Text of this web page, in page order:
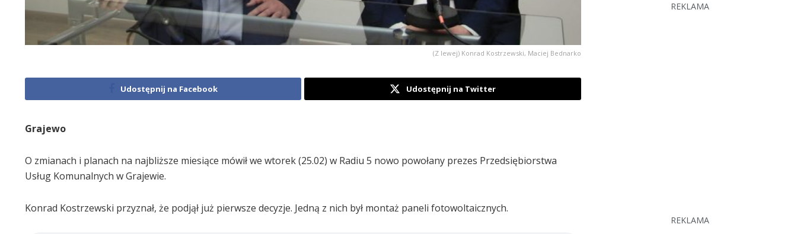
(Z lewej) Konrad Kostrzewski, Maciej Bednarko
Udostępnij na Facebook Udostępnij na Twitter
Grajewo
O zmianach i planach na najbliższe miesiące mówił we wtorek (25.02) w Radiu 5 nowo powołany prezes Przedsiębiorstwa
Usług Komunalnych w Grajewie.
Konrad Kostrzewski przyznał, że podjął już pierwsze decyzje. Jedną z nich był montaż paneli fotowoltaicznych.
REKLAMA
REKLAMA